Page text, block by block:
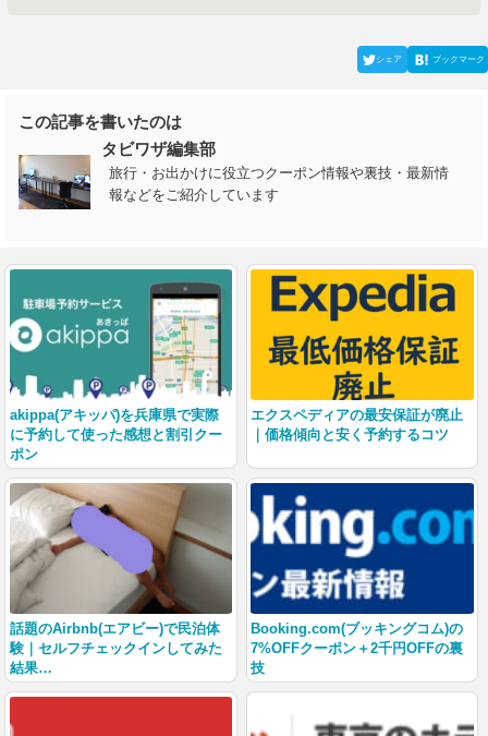
シェア ブックマーク
この記事を書いたのは
タビワザ編集部
旅行・お出かけに役立つクーポン情報や裏技・最新情
報などをご紹介しています
akippa(アキッパ)を兵庫県で実際
に予約して使った感想と割引クー
ポン
エクスペディアの最安保証が廃止
｜価格傾向と安く予約するコツ
話題のAirbnb(エアビー)で民泊体
験｜セルフチェックインしてみた
結果…
Booking.com(ブッキングコム)の
7%OFFクーポン＋2千円OFFの裏
技